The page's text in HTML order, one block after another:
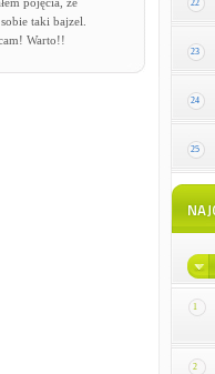
taki bajzel.
Warto!!
22
23
24
25
1
2